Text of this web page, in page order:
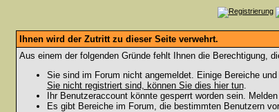
Ihnen wird der Zutritt zu dieser Seite verwehrt.
Aus einem der folgenden Gründe fehlt Ihnen die Berechtigung,
Sie sind im Forum nicht angemeldet. Einige Bereiche
Sie nicht registriert sind, können Sie dies hier tun.
Ihr Benutzeraccount könnte gesperrt worden sein.
Es gibt Bereiche im Forum, die bestimmten Benutzern